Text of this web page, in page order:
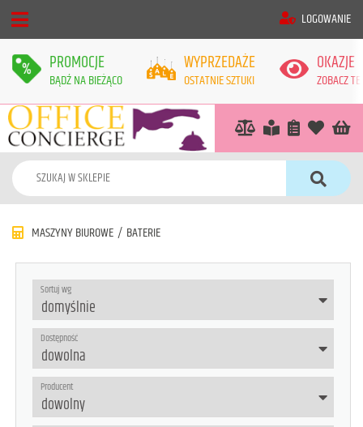
LOGOWANIE
PROMOCJE
BĄDŹ NA BIEŻĄCO
WYPRZEDAŻE
OSTATNIE SZTUKI
OKAZJE
ZOBACZ
MASZYNY BIUROWE / BATERIE
Sortuj wg
Dostępność
Producent